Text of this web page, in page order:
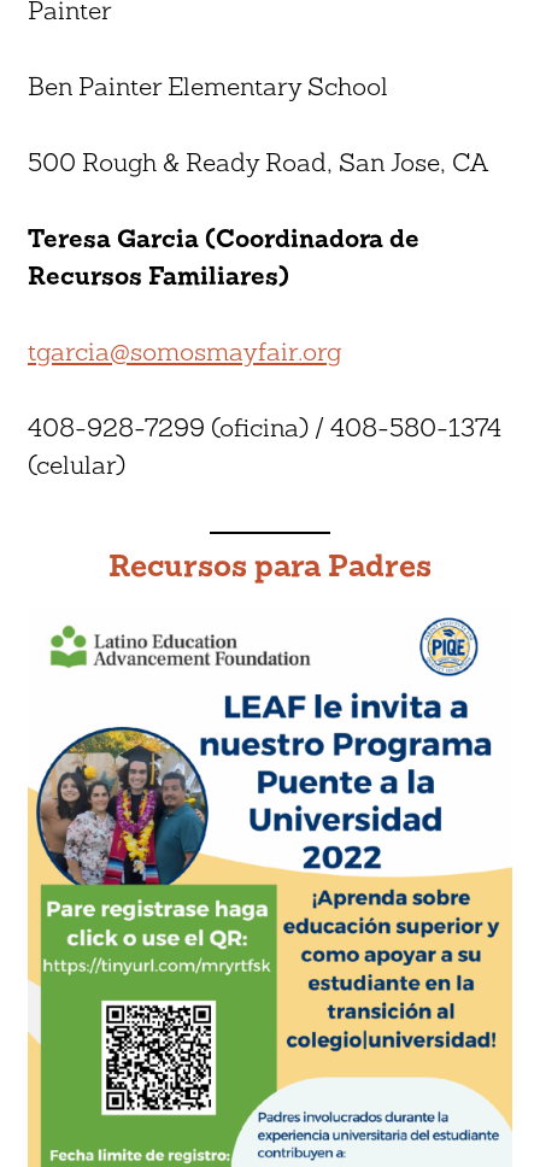
Painter
Ben Painter Elementary School
500 Rough & Ready Road, San Jose, CA
Teresa Garcia (Coordinadora de
Recursos Familiares)
tgarcia@somosmayfair.org
408-928-7299 (oficina) / 408-580-1374
(celular)
Recursos para Padres